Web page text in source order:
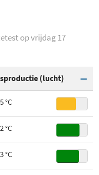
gram
cm
rpm
cfm
Dynamic Bearing
op vrijdag 17
(lucht)
°C
°C
°C